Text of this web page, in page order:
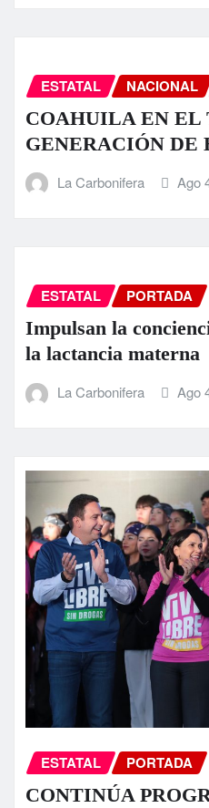
ESTATAL NACIONAL
COAHUILA EN EL
GENERACIÓN DE
La Carbonifera Ago
ESTATAL PORTADA
Impulsan la
la lactancia materna
La Carbonifera Ago
ESTATAL PORTADA
CONTINÚA